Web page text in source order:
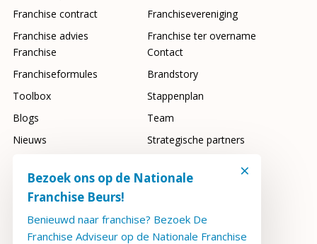
Franchise contract
Franchise advies
Franchisevereniging
Franchise ter overname
Franchise
Franchiseformules
Toolbox
Blogs
Nieuws
Contact
Brandstory
Stappenplan
Team
Strategische partners
2026 Copyright FranchiseAdviseur
Bezoek ons op de Nationale
Franchise Beurs!
Benieuwd naar franchise? Bezoek De
Franchise Adviseur op de Nationale Franchise
×